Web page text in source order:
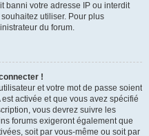
banni votre adresse IP ou interdit
utiliser. Pour plus
du forum.
!
et votre mot de passe soient
activée et que vous avez spécifié
vous devrez suivre les
forums exigeront également que
soit par vous-même ou soit par